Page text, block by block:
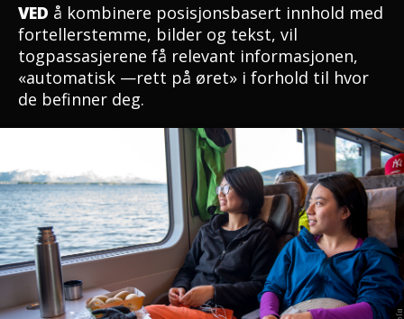
VED å kombinere posisjonsbasert innhold med
fortellerstemme, bilder og tekst, vil
togpassasjerene få relevant informasjonen,
«automatisk —rett på øret» i forhold til hvor
de befinner deg.